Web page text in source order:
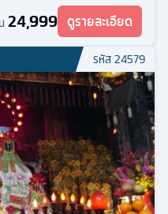
24,999 ดูรายละเอียด
รหัส24579